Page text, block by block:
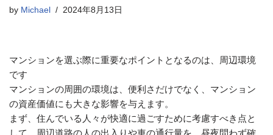
by Michael 2024年8月13日
マンションを選ぶ際に重要なポイントとなるのは、周辺環境
です
マンションの周囲の環境は、便利さだけでなく、マンション
の資産価値にも大きな影響を与えます。
まず、住んでいる人々が快適に過ごすために考慮すべき点と
して、周辺道路の人の出入りや車の通行量を、昼夜問わず確